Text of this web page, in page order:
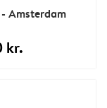
Amsterdam
kr.